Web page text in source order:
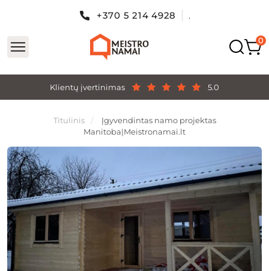
Klientų įvertinimas 5.0
+370 5 214 4928 .
Titulinis
Įgyvendintas namo projektas
Manitoba|Meistronamai.lt